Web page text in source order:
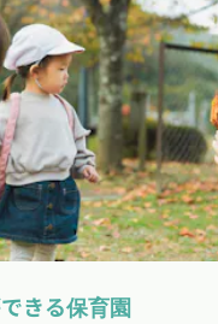
きる保育園